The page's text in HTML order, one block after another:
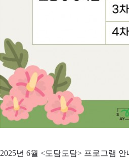
2025년 6월 <도담도담> 프로그램